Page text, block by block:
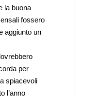
la buona
fossero
aggiunto un
per
spiacevoli
l’anno